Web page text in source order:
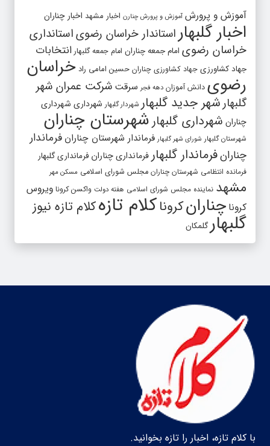
آموزش و پرورش آموزش و پرورش چنارن اخبار مشهد اخبار چناران
اخبار گلبهار استاندار خراسان رضویاستانداری
خراسان رضوی امام جمعه چناران امام جمعه گلبهار انتخابات
جهاد کشاورزی جهاد کشاورزی چناران حسین امامی راد خراسان
رضوی دانش آموزان دهه فجر سرقت شرکت عمران شهر
گلبهارشهر جدید گلبهار شهردار گلبهار شهرداری شهرداری
چناران شهرداری گلبهار شهرستان چناران
شهرستان گلبهار شورای شهر گلبهار فرماندار شهرستان چناران فرماندار
چنارانفرماندار گلبهار فرمانداری چناران فرمانداری گلبهار
فرمانده انتظامی شهرستان چناران مجلس شورای اسلامی مسکن مهر
مشهد نماینده مجلس شورای اسلامی هفته دولت واکسن کرونا ویروس
کرونا چنارانکروناکلام تازهکلام تازه نیوز
گلبهارگلمکان
با کلام تازه، اخبار را تازه بخوانید.